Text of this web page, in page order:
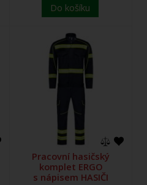
Do košíku
Pracovní hasičský
komplet ERGO
s nápisem HASIČI